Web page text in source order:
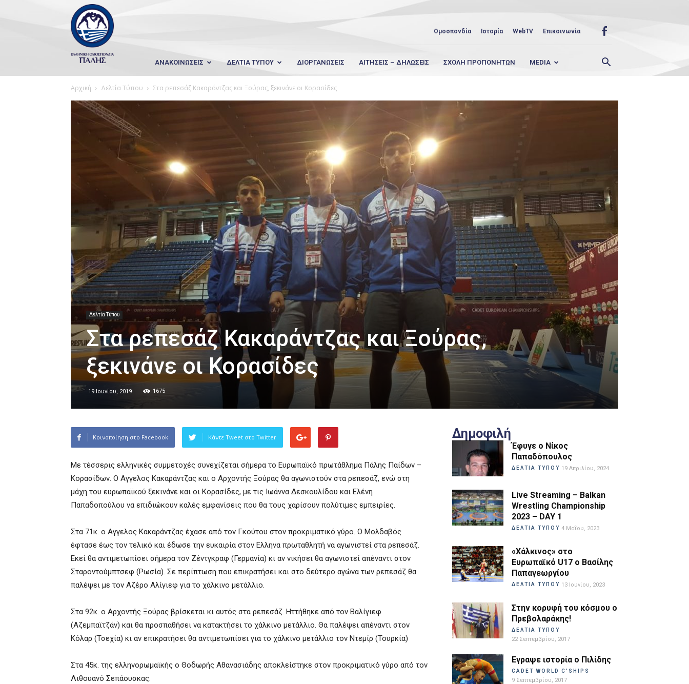
Wrestling
Hellas
Ομοσπονδία Ιστορία WebTV Επικοινωνία
ΑΝΑΚΟΙΝΩΣΕΙΣ ΔΕΛΤΙΑ ΤΥΠΟΥ ΔΙΟΡΓΑΝΩΣΕΙΣ ΑΙΤΗΣΕΙΣ – ΔΗΛΩΣΕΙΣ ΣΧΟΛΗ ΠΡΟΠΟΝΗΤΩΝ MEDIA
Αρχική Δελτία Τύπου Στα ρεπεσάζ Κακαράντζας και Ξούρας, ξεκινάνε οι Κορασίδες
Δελτία Τύπου
Στα ρεπεσάζ Κακαράντζας και Ξούρας,
ξεκινάνε οι Κορασίδες
19 Ιουνίου, 2019 1675
Κοινοποίηση στο Facebook Κάντε Tweet στο Twitter
Με τέσσερις ελληνικές συμμετοχές συνεχίζεται σήμερα το Ευρωπαϊκό πρωτάθλημα Πάλης Παίδων –
Κορασίδων. Ο Αγγελος Κακαράντζας και ο Αρχοντής Ξούρας θα αγωνιστούν στα ρεπεσάζ, ενώ στη
μάχη του ευρωπαϊκού ξεκινάνε και οι Κορασίδες, με τις Ιωάννα Δεσκουλίδου και Ελένη
Παπαδοπούλου να επιδιώκουν καλές εμφανίσεις που θα τους χαρίσουν πολύτιμες εμπειρίες.
Στα 71κ. ο Αγγελος Κακαράντζας έχασε από τον Γκούτου στον προκριματικό γύρο. Ο Μολδαβός
έφτασε έως τον τελικό και έδωσε την ευκαιρία στον Ελληνα πρωταθλητή να αγωνιστεί στα ρεπεσάζ.
Εκεί θα αντιμετωπίσει σήμερα τον Ζέντγκραφ (Γερμανία) κι αν νικήσει θα αγωνιστεί απέναντι στον
Σταροντούμπτσεφ (Ρωσία). Σε περίπτωση που επικρατήσει και στο δεύτερο αγώνα των ρεπεσάζ θα
παλέψει με τον Αζέρο Αλίγιεφ για το χάλκινο μετάλλιο.
Στα 92κ. ο Αρχοντής Ξούρας βρίσκεται κι αυτός στα ρεπεσάζ. Ηττήθηκε από τον Βαλίγιεφ
(Αζεμπαϊτζάν) και θα προσπαθήσει να κατακτήσει το χάλκινο μετάλλιο. Θα παλέψει απέναντι στον
Κόλαρ (Τσεχία) κι αν επικρατήσει θα αντιμετωπίσει για το χάλκινο μετάλλιο τον Ντεμίρ (Τουρκία)
Στα 45κ. της ελληνορωμαϊκής ο Θοδωρής Αθανασιάδης αποκλείστηκε στον προκριματικό γύρο από τον
Λιθουανό Σεπάουσκας.
Δημοφιλή
Έφυγε ο Νίκος
Παπαδόπουλος
ΔΕΛΤΙΑ ΤΥΠΟΥ 19 Απριλίου, 2024
Live Streaming – Balkan
Wrestling Championship
2023 – DAY 1
ΔΕΛΤΙΑ ΤΥΠΟΥ 4 Μαΐου, 2023
«Χάλκινος» στο
Ευρωπαϊκό U17 ο Βασίλης
Παπαγεωργίου
ΔΕΛΤΙΑ ΤΥΠΟΥ 13 Ιουνίου, 2023
Στην κορυφή του κόσμου ο
Πρεβολαράκης!
ΔΕΛΤΙΑ ΤΥΠΟΥ
22 Σεπτεμβρίου, 2017
Εγραψε ιστορία ο Πιλίδης
CADET WORLD C'SHIPS
9 Σεπτεμβρίου, 2017